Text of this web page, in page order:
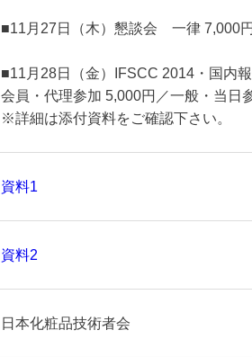
■11月27日（木）懇談会 一律 7,000円
■11月28日（金）IFSCC 2014・国内
会員・代理参加 5,000円／一般・当日
※詳細は添付資料をご確認下さい。
資料1
資料2
日本化粧品技術者会